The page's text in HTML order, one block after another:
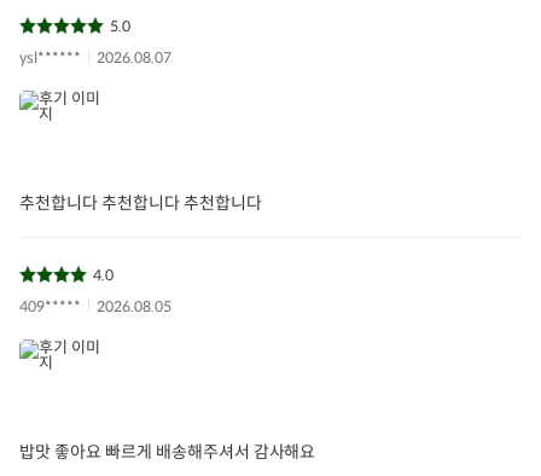
5.0
ysl******
2026.08.07
추천합니다 추천합니다 추천합니다
4.0
409*****
2026.08.05
밥맛 좋아요 빠르게 배송해주셔서 감사해요